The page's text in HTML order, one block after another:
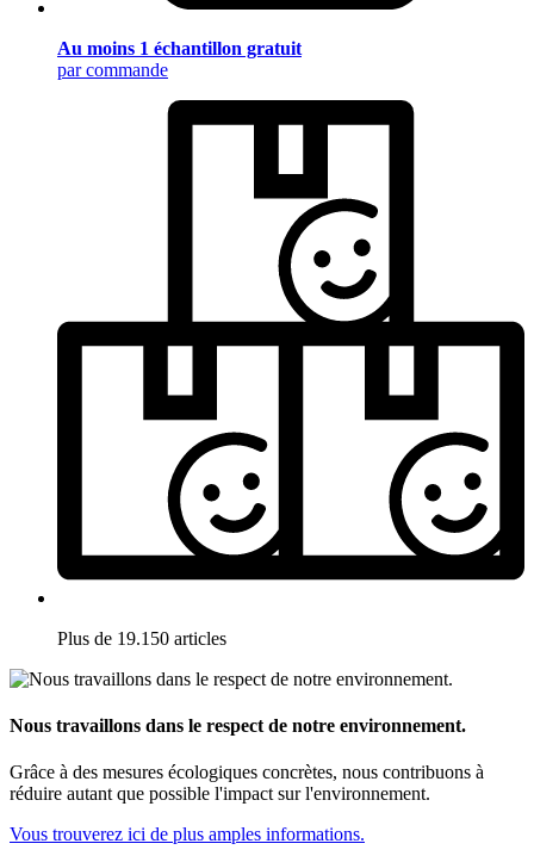
Au moins 1 échantillon gratuit
par commande
Plus de 19.150 articles
Nous travaillons dans le respect de notre environnement.
Grâce à des mesures écologiques concrètes, nous contribuons à
réduire autant que possible l'impact sur l'environnement.
Vous trouverez ici de plus amples informations.